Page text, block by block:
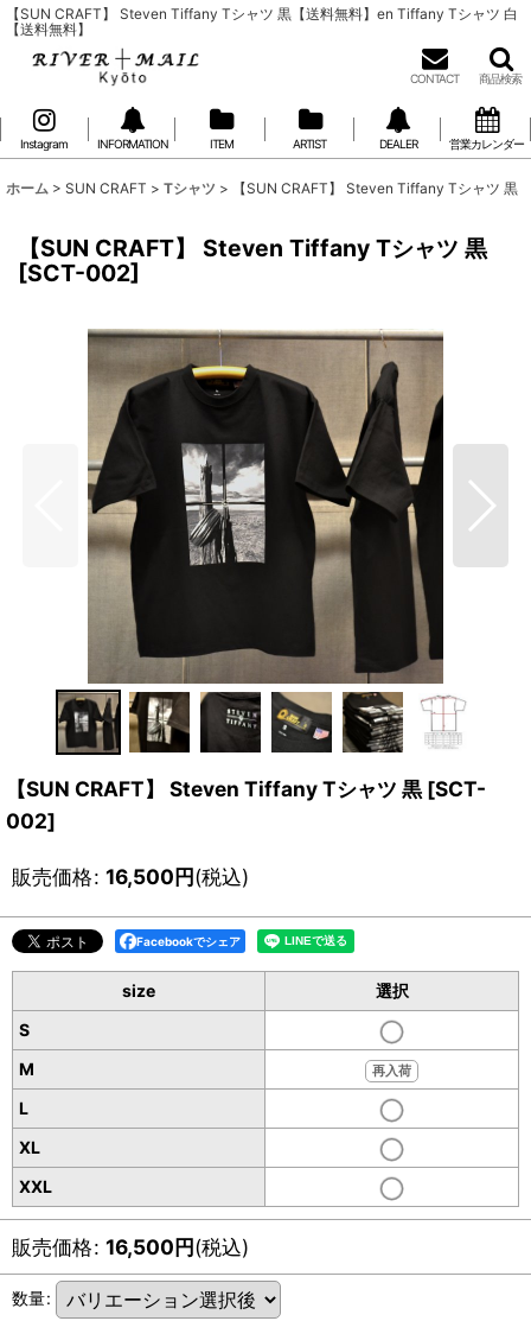
【SUN CRAFT】 Steven Tiffany Tシャツ 黒【送料無料】en Tiffany Tシャツ 白
【送料無料】
CONTACT 商品検索
Instagram INFORMATION ITEM ARTIST DEALER 営業カレンダー
ホーム > SUN CRAFT > Tシャツ > 【SUN CRAFT】 Steven Tiffany Tシャツ 黒
【SUN CRAFT】 Steven Tiffany Tシャツ 黒
[SCT-002]
【SUN CRAFT】 Steven Tiffany Tシャツ 黒 [SCT-
002]
販売価格: 16,500円(税込)
Facebookでシェア
size
選択
S
M
再入荷
L
XL
XXL
販売価格: 16,500円(税込)
数量: